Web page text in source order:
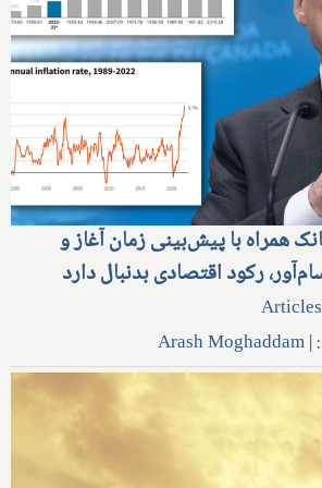
همراه با پیش‌بینی زمان آغاز و
رکود اقتصادی بدنبال دارد
Articles
|
Arash Moghaddam